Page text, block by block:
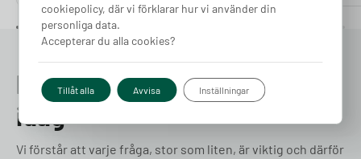
Prata med en expert redan
idag
Vi förstår att varje fråga, stor som liten, är viktig och därför
cookiepolicy, där vi förklarar hur vi använder din
personliga data.
Accepterar du alla cookies?
Tillåt alla Avvisa Inställningar